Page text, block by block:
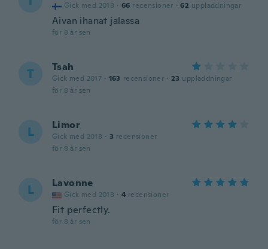
Gick med 2018 · 66 recensioner · 62 uppladdningar
Aivan ihanat jalassa
för 8 år sen
T Tsah
Gick med 2017 · 163 recensioner · 23 uppladdningar
för 8 år sen
L Limor
Gick med 2018 · 3 recensioner
för 8 år sen
L Lavonne
Gick med 2018 · 4 recensioner
Fit perfectly.
för 8 år sen